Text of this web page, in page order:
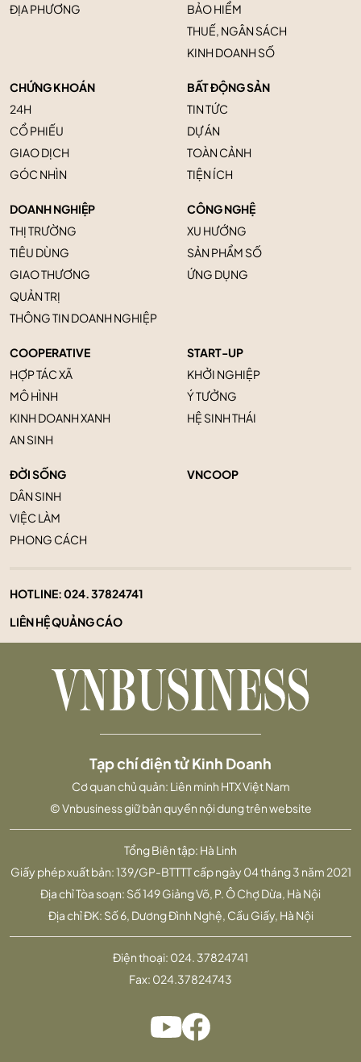
ĐỊA PHƯƠNG
BẢO HIỂM
THUẾ, NGÂN SÁCH
KINH DOANH SỐ
CHỨNG KHOÁN
24H
CỔ PHIẾU
GIAO DỊCH
GÓC NHÌN
BẤT ĐỘNG SẢN
TIN TỨC
DỰ ÁN
TOÀN CẢNH
TIỆN ÍCH
DOANH NGHIỆP
THỊ TRƯỜNG
TIÊU DÙNG
GIAO THƯƠNG
QUẢN TRỊ
THÔNG TIN DOANH NGHIỆP
CÔNG NGHỆ
XU HƯỚNG
SẢN PHẨM SỐ
ỨNG DỤNG
COOPERATIVE
HỢP TÁC XÃ
MÔ HÌNH
KINH DOANH XANH
AN SINH
START-UP
KHỞI NGHIỆP
Ý TƯỞNG
HỆ SINH THÁI
ĐỜI SỐNG
DÂN SINH
VIỆC LÀM
PHONG CÁCH
VNCOOP
HOTLINE:024. 37824741
LIÊN HỆ QUẢNG CÁO
Tổng Biên tập: Hà Linh
Giấy phép xuất bản: 139/GP-BTTTT cấp ngày 04 tháng 3 năm 2021
Địa chỉ Tòa soạn: Số 149 Giảng Võ, P. Ô Chợ Dừa, Hà Nội
Địa chỉ ĐK: Số 6, Dương Đình Nghệ, Cầu Giấy, Hà Nội
Tạp chí điện tử Kinh Doanh
Cơ quan chủ quản: Liên minh HTX Việt Nam
© Vnbusiness giữ bản quyền nội dung trên website
Điện thoại: 024. 37824741
Fax: 024.37824743